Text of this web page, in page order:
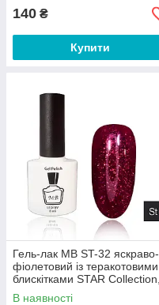
140 ₴
Купити
Гель-лак MB ST-32 яскраво-
фіолетовий із теракотовими
блискітками STAR Collection,
блискітки 8 мл
В наявності